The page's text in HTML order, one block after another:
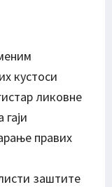
кустоси
ликовне
правих
заштите